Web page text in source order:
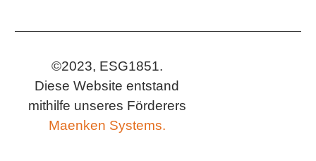
©2023, ESG1851.
Diese Website entstand
mithilfe unseres Förderers
Maenken Systems.